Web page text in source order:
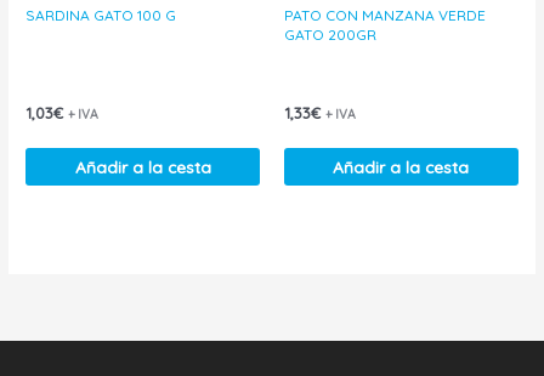
SARDINA GATO 100 G
1,03€ + IVA
Añadir a la cesta
PATO CON MANZANA VERDE
GATO 200GR
1,33€ + IVA
Añadir a la cesta